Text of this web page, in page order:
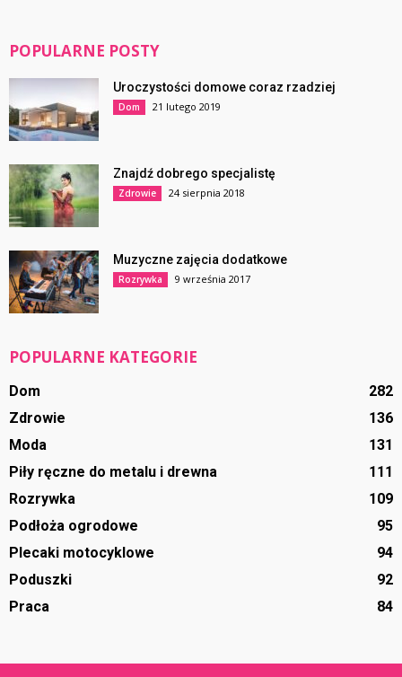
POPULARNE POSTY
Uroczystości domowe coraz rzadziej
Dom 21 lutego 2019
Znajdź dobrego specjalistę
Zdrowie 24 sierpnia 2018
Muzyczne zajęcia dodatkowe
Rozrywka 9 września 2017
POPULARNE KATEGORIE
Dom
282
Zdrowie
136
Moda
131
Piły ręczne do metalu i drewna
111
Rozrywka
109
Podłoża ogrodowe
95
Plecaki motocyklowe
94
Poduszki
92
Praca
84